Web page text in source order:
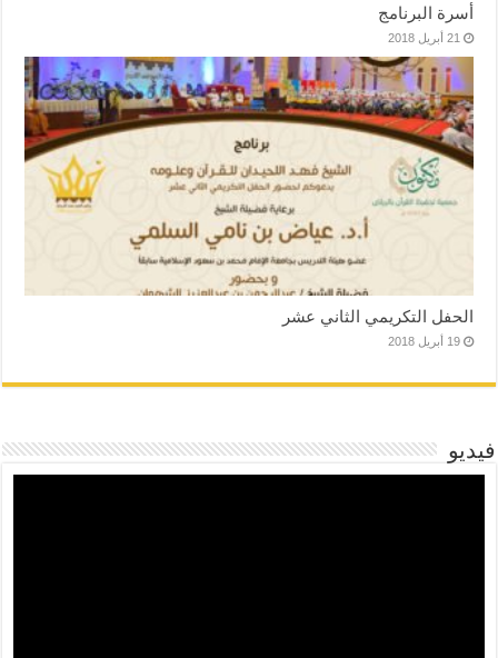
أسرة البرنامج
21 أبريل 2018
الحفل التكريمي الثاني عشر
19 أبريل 2018
فيديو